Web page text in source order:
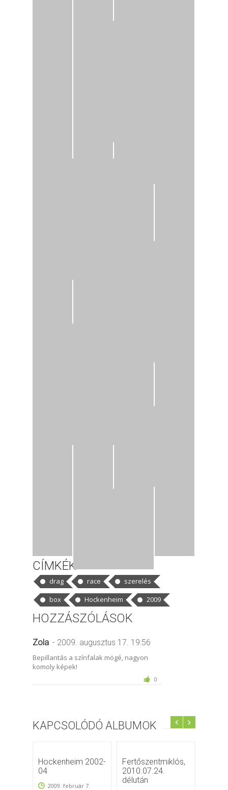
CÍMKÉK
drag race
szerelés
box
Hockenheim 2009
HOZZÁSZÓLÁSOK
Zola - 2009. augusztus 17. 19:56
Bepillantás a színfalak mögé, nagyon
komoly képek!
0
KAPCSOLÓDÓ ALBUMOK
Hockenheim 2002-
04
2009. február 7.
Fertőszentmiklós,
2010.07.24.
délután